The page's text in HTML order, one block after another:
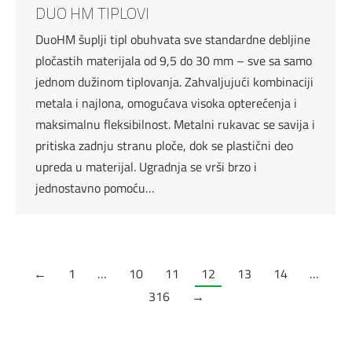
DUO HM TIPLOVI
DuoHM šuplji tipl obuhvata sve standardne debljine
pločastih materijala od 9,5 do 30 mm – sve sa samo
jednom dužinom tiplovanja. Zahvaljujući kombinaciji
metala i najlona, omogućava visoka opterećenja i
maksimalnu fleksibilnost. Metalni rukavac se savija i
pritiska zadnju stranu ploče, dok se plastični deo
upreda u materijal. Ugradnja se vrši brzo i
jednostavno pomoću…
← 1 … 10 11 12 13 14
…
316
→